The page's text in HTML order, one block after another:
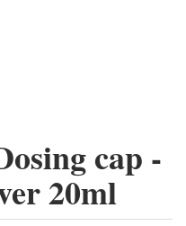
cap -
20ml